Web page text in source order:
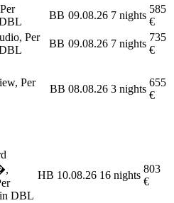
BB 09.08.26 7 nights
585
€
Per
BB 09.08.26 7 nights
735
€
Per
BB 08.08.26 3 nights
655
€
DBL
HB 10.08.26 16 nights
803
€